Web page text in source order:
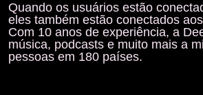
Quando os usuários estão
eles também estão conectados
Com 10 anos de experiência, a
música, podcasts e muito mais a
pessoas em 180 países.